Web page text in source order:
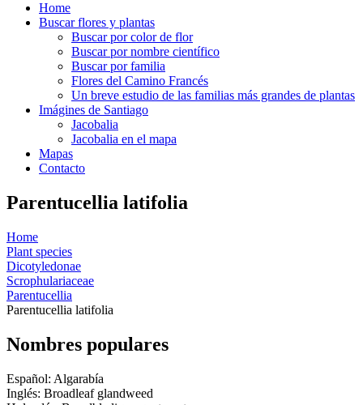
Home
Buscar flores y plantas
Buscar por color de flor
Buscar por nombre científico
Buscar por familia
Flores del Camino Francés
Un breve estudio de las familias más grandes de plantas
Imágines de Santiago
Jacobalia
Jacobalia en el mapa
Mapas
Contacto
Parentucellia latifolia
Home
Plant species
Dicotyledonae
Scrophulariaceae
Parentucellia
Parentucellia latifolia
Nombres populares
Español: Algarabía
Inglés: Broadleaf glandweed